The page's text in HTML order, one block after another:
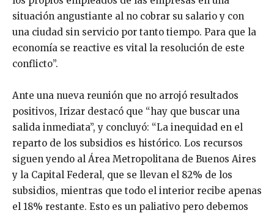
situación angustiante al no cobrar su salario y con
una ciudad sin servicio por tanto tiempo. Para que la
economía se reactive es vital la resolución de este
conflicto”.
Ante una nueva reunión que no arrojó resultados
positivos, Irizar destacó que “hay que buscar una
salida inmediata”, y concluyó: “La inequidad en el
reparto de los subsidios es histórico. Los recursos
siguen yendo al Área Metropolitana de Buenos Aires
y la Capital Federal, que se llevan el 82% de los
subsidios, mientras que todo el interior recibe apenas
el 18% restante. Esto es un paliativo pero debemos